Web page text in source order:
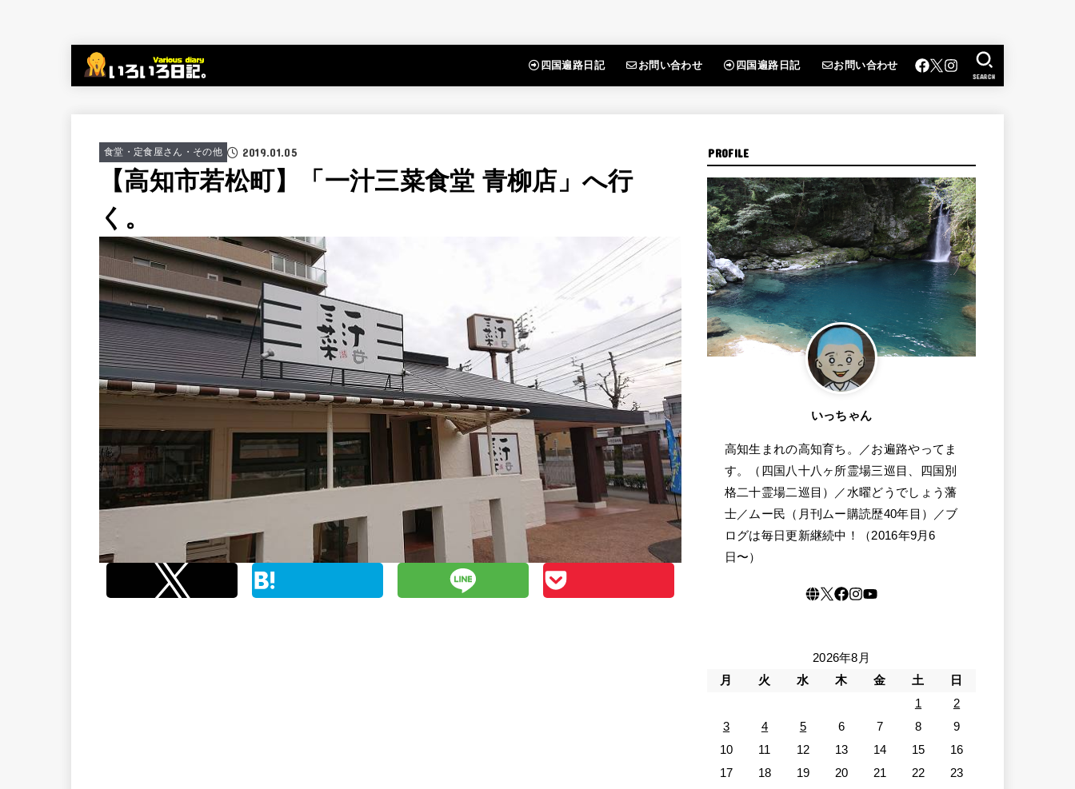
四国遍路日記 お問い合わせ 四国遍路日記 お問い合わせ
SEARCH
食堂・定食屋さん・その他 2019.01.05
【高知市若松町】「一汁三菜食堂 青柳店」へ行
く。
PROFILE
いっちゃん
高知生まれの高知育ち。／お遍路やってま
す。（四国八十八ヶ所霊場三巡目、四国別
格二十霊場二巡目）／水曜どうでしょう藩
士／ムー民（月刊ムー購読歴40年目）／ブ
ログは毎日更新継続中！（2016年9月6
日〜）
2026年8月
月
火 水 木 金 土
日
1
2
3
4 5 6 7 8
9
10
11 12 13 14 15
16
17
18 19 20 21 22
23